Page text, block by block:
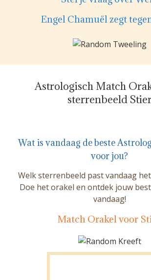
Engel Chamuël zegt
Astrologisch Match
sterrenbeeld
Wat is vandaag de beste
voor jou?
Welk sterrenbeeld past vandaag
Doe het orakel en ontdek jouw
vandaag!
Match Orakel voor